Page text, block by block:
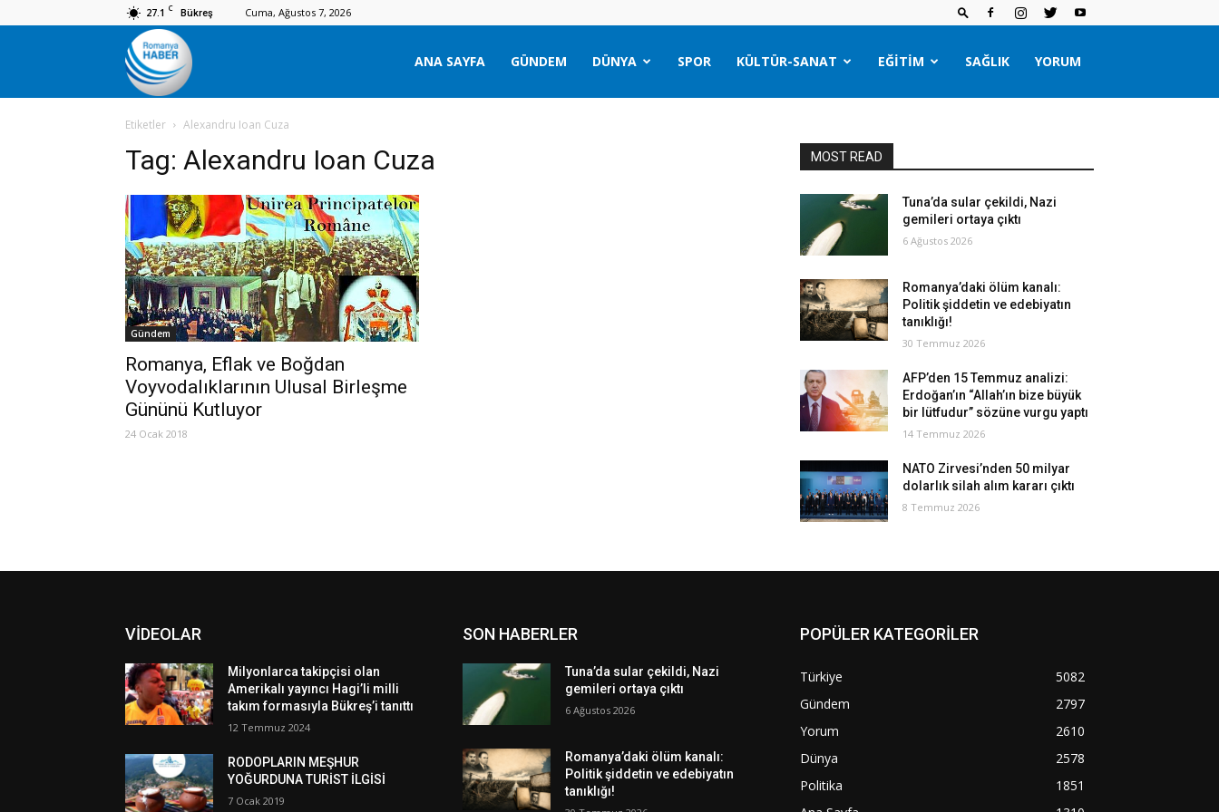
27.1 C Bükreş Cuma, Ağustos 7, 2026
Romanya
Haber
ANA SAYFA GÜNDEM DÜNYA SPOR KÜLTÜR-SANAT EĞITIM SAĞLIK YORUM
Etiketler Alexandru Ioan Cuza
Tag: Alexandru Ioan Cuza
Gündem
Romanya, Eflak ve Boğdan
Voyvodalıklarının Ulusal Birleşme
Gününü Kutluyor
24 Ocak 2018
MOST READ
Tuna’da sular çekildi, Nazi
gemileri ortaya çıktı
6 Ağustos 2026
Romanya’daki ölüm kanalı:
Politik şiddetin ve edebiyatın
tanıklığı!
30 Temmuz 2026
AFP’den 15 Temmuz analizi:
Erdoğan’ın “Allah’ın bize büyük
bir lütfudur” sözüne vurgu yaptı
14 Temmuz 2026
NATO Zirvesi’nden 50 milyar
dolarlık silah alım kararı çıktı
8 Temmuz 2026
VİDEOLAR
Milyonlarca takipçisi olan
Amerikalı yayıncı Hagi’li milli
takım formasıyla Bükreş’i tanıttı
12 Temmuz 2024
RODOPLARIN MEŞHUR
YOĞURDUNA TURİST İLGİSİ
7 Ocak 2019
SON HABERLER
Tuna’da sular çekildi, Nazi
gemileri ortaya çıktı
6 Ağustos 2026
Romanya’daki ölüm kanalı:
Politik şiddetin ve edebiyatın
tanıklığı!
POPÜLER KATEGORİLER
Türkiye
5082
Gündem
2797
Yorum
2610
Dünya
2578
Politika
1851